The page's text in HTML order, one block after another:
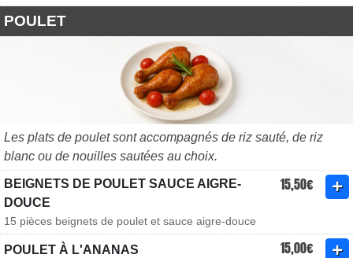
POULET
Les plats de poulet sont accompagnés de riz sauté, de riz
blanc ou de nouilles sautées au choix.
BEIGNETS DE POULET SAUCE AIGRE-
DOUCE
15,50€
15 pièces beignets de poulet et sauce aigre-douce
POULET À L'ANANAS 15,00€